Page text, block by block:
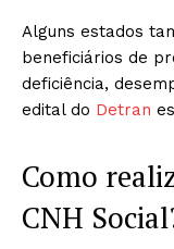
Alguns estados
beneficiários de
deficiência,
edital do Detran
Como
CNH